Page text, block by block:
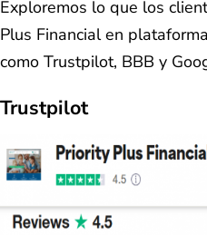
Exploremos lo que los
Plus Financial en
como Trustpilot, BBB y
Trustpilot